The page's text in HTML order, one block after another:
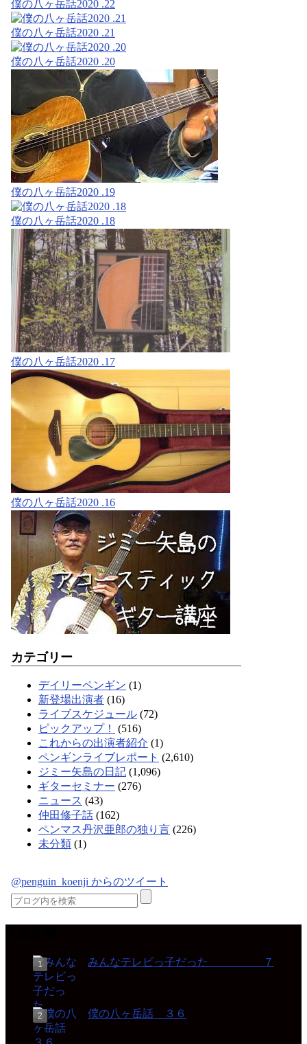
僕の八ヶ岳話2020 .22
僕の八ヶ岳話2020 .21
僕の八ヶ岳話2020 .20
僕の八ヶ岳話2020 .19
僕の八ヶ岳話2020 .18
僕の八ヶ岳話2020 .17
僕の八ヶ岳話2020 .16
カテゴリー
デイリーペンギン (1)
新登場出演者 (16)
ライブスケジュール (72)
ピックアップ！
(516)
これからの出演者紹介 (1)
ペンギンライブレポート (2,610)
ジミー矢島の日記 (1,096)
ギターセミナー (276)
ニュース (43)
仲田修子話 (162)
ペンマス丹沢亜郎の独り言 (226)
未分類 (1)
@penguin_koenji からのツイート
みんなテレビっ子だった ７
僕の八ヶ岳話 ３６